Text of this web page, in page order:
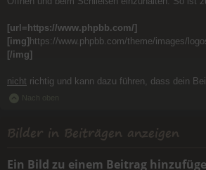
[url=https://www.phpbb.com/]
[img] https://www.phpbb.com/theme/images/
[/img]
nicht richtig und kann dazu führen, dass dein
Nach oben
Bilder in Beiträgen anzeigen
Ein Bild zu einem Beitrag